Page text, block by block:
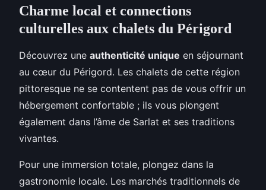
Charme local et connections
culturelles aux chalets du Périgord
Découvrez une authenticité unique en séjournant
au cœur du Périgord. Les chalets de cette région
pittoresque ne se contentent pas de vous offrir un
hébergement confortable ; ils vous plongent
également dans l’âme de Sarlat et ses traditions
vivantes.
Pour une immersion totale, plongez dans la
gastronomie locale. Les marchés traditionnels de